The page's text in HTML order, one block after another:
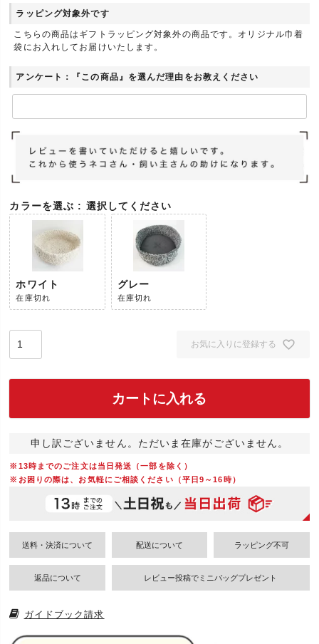
ラッピング対象外です
こちらの商品はギフトラッピング対象外の商品です。オリジナル巾着
袋にお入れしてお届けいたします。
アンケート：『この商品』を選んだ理由をお教えください
カラーを選ぶ 選択してください
ホワイト
在庫切れ
グレー
在庫切れ
お気に入りに登録する
カートに入れる
申し訳ございません。ただいま在庫がございません。
※13時までのご注文は当日発送（一部を除く）
※お困りの際は、お気軽にご相談ください（平日9～16時）
送料・決済について 配送について
返品について レビュー投稿でミニバッグプレゼント
ガイドブック請求